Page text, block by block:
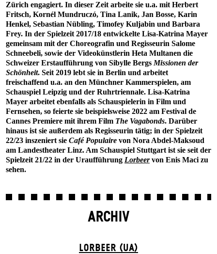
Zürich engagiert. In dieser Zeit arbeite sie u.a. mit Herbert
Fritsch, Kornél Mundruczó, Tina Lanik, Jan Bosse, Karin
Henkel, Sebastian Nübling, Timofey Kuljabin und Barbara
Frey. In der Spielzeit 2017/18 entwickelte Lisa-Katrina Mayer
gemeinsam mit der Choreografin und Regisseurin Salome
Schneebeli, sowie der Videokünstlerin Heta Multanen die
Schweizer Erstaufführung von Sibylle Bergs Missionen der
Schönheit. Seit 2019 lebt sie in Berlin und arbeitet
freischaffend u.a. an den Münchner Kammerspielen, am
Schauspiel Leipzig und der Ruhrtriennale. Lisa-Katrina
Mayer arbeitet ebenfalls als Schauspielerin in Film und
Fernsehen, so feierte sie beispielsweise 2022 am Festival de
Cannes Premiere mit ihrem Film The Vagabonds. Darüber
hinaus ist sie außerdem als Regisseurin tätig; in der Spielzeit
22/23 inszeniert sie Café Populaire von Nora Abdel-Maksoud
am Landestheater Linz. Am Schauspiel Stuttgart ist sie seit der
Spielzeit 21/22 in der Uraufführung Lorbeervon Enis Maci zu
sehen.
ARCHIV
LORBEER (UA)